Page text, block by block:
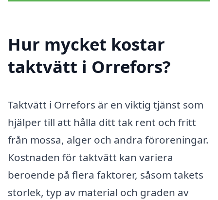
Hur mycket kostar
taktvätt i Orrefors?
Taktvätt i Orrefors är en viktig tjänst som
hjälper till att hålla ditt tak rent och fritt
från mossa, alger och andra föroreningar.
Kostnaden för taktvätt kan variera
beroende på flera faktorer, såsom takets
storlek, typ av material och graden av